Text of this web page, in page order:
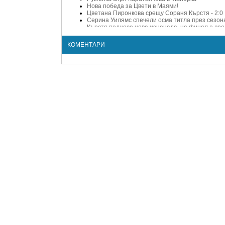
Нова победа за Цвети в Маями!
Цветана Пиронкова срещу Сораня Кърстя - 2:0
Серина Уилямс спечели осма титла през
Кърстя поднесе нова изненада, на финал е
Кърстя на полуфинал след страхотен обрат
Силна румънка спря Пиронкова на турнира в
Цветана Пиронкова срещу Сорана Кърстя (гейм
Серина Уилямс изнесе лекция и на румънка
Каратанчева сгази румънка с 6:0, 6:0 на
КОМЕНТАРИ